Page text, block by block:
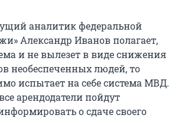
аналитик федеральной
Александр Иванов полагает,
и не вылезет в виде снижения
необеспеченных людей, то
испытает на себе система МВД.
арендодатели пойдут
о сдаче своего